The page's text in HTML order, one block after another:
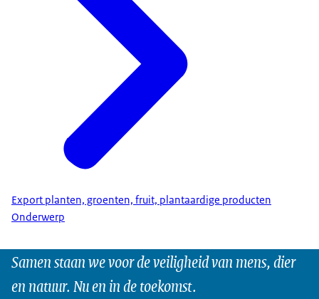
Export planten, groenten, fruit, plantaardige producten
Onderwerp
Samen staan we voor de veiligheid van mens, dier
en natuur. Nu en in de toekomst.